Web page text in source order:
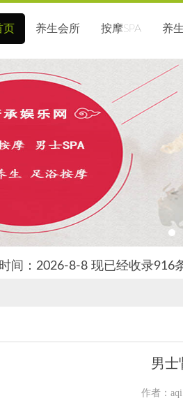
页 养生会所 按摩SPA 养
间：2026-8-8 现已经收录916
男
作者：